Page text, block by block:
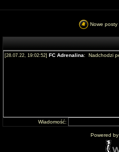
Nowe posty
Wiadomość:
Powered by